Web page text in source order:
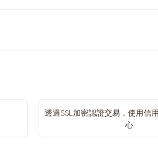
透過SSL加密認證交易，使用信
心